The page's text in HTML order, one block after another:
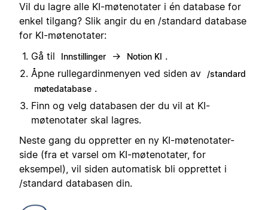
Vil du lagre alle KI-møtenotater i én database for
enkel tilgang? Slik angir du en /standard database
for KI-møtenotater:
Gå til
Innstillinger → Notion KI .
Åpne rullegardinmenyen ved siden av
/standard
møtedatabase .
Finn og velg databasen der du vil at KI-
møtenotater skal lagres.
Neste gang du oppretter en ny KI-møtenotater-
side (fra et varsel om KI-møtenotater, for
eksempel), vil siden automatisk bli opprettet i
/standard databasen din.